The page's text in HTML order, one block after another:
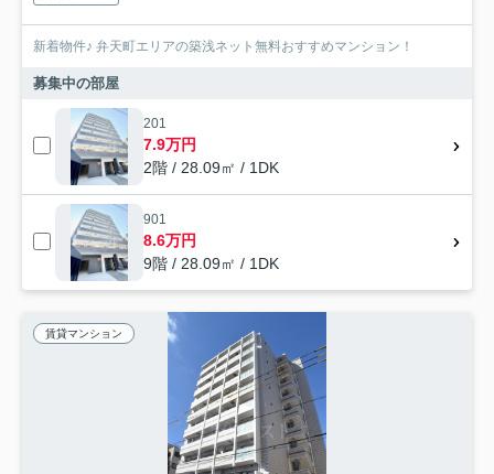
新着物件♪ 弁天町エリアの築浅ネット無料おすすめマンション！
募集中の部屋
201
7.9万円
2階 / 28.09㎡ / 1DK
901
8.6万円
9階 / 28.09㎡ / 1DK
賃貸マンション